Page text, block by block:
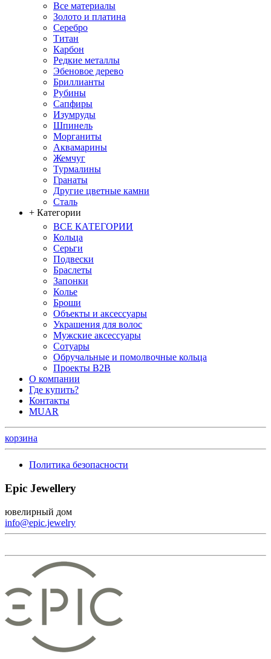
Все материалы
Золото и платина
Серебро
Титан
Карбон
Редкие металлы
Эбеновое дерево
Бриллианты
Рубины
Сапфиры
Изумруды
Шпинель
Морганиты
Аквамарины
Жемчуг
Турмалины
Гранаты
Другие цветные камни
Сталь
+ Категории
ВСЕ КАТЕГОРИИ
Кольца
Серьги
Подвески
Браслеты
Запонки
Колье
Броши
Объекты и аксессуары
Украшения для волос
Мужские аксессуары
Сотуары
Обручальные и помолвочные кольца
Проекты B2B
О компании
Где купить?
Контакты
MUAR
корзина
Политика безопасности
Epic Jewellery
ювелирный дом
info@epic.jewelry